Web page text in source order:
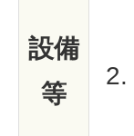
設備
等